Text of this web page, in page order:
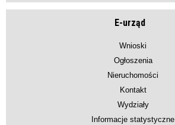
E-urząd
Wnioski
Ogłoszenia
Nieruchomości
Kontakt
Wydziały
Informacje statystyczne